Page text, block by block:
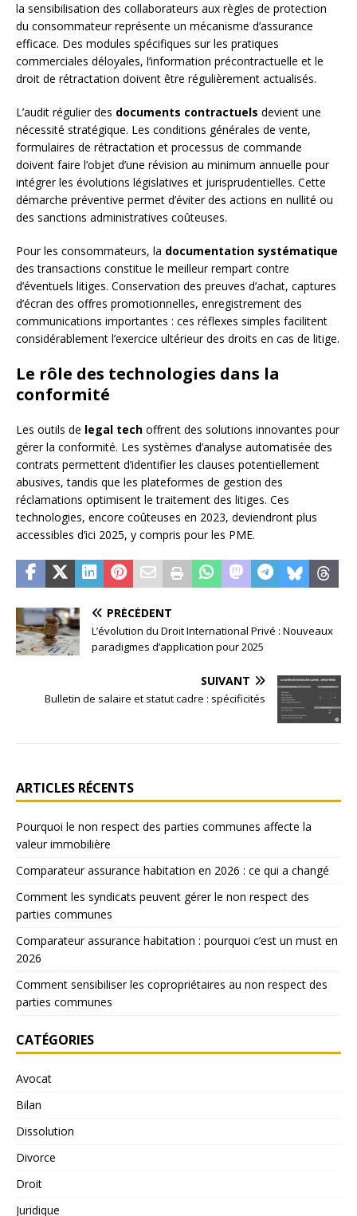
la sensibilisation des collaborateurs aux règles de protection
du consommateur représente un mécanisme d’assurance
efficace. Des modules spécifiques sur les pratiques
commerciales déloyales, l’information précontractuelle et le
droit de rétractation doivent être régulièrement actualisés.
L’audit régulier des documents contractuels devient une
nécessité stratégique. Les conditions générales de vente,
formulaires de rétractation et processus de commande
doivent faire l’objet d’une révision au minimum annuelle pour
intégrer les évolutions législatives et jurisprudentielles. Cette
démarche préventive permet d’éviter des actions en nullité ou
des sanctions administratives coûteuses.
Pour les consommateurs, la documentation systématique
des transactions constitue le meilleur rempart contre
d’éventuels litiges. Conservation des preuves d’achat, captures
d’écran des offres promotionnelles, enregistrement des
communications importantes : ces réflexes simples facilitent
considérablement l’exercice ultérieur des droits en cas de litige.
Le rôle des technologies dans la
conformité
Les outils de legal tech offrent des solutions innovantes pour
gérer la conformité. Les systèmes d’analyse automatisée des
contrats permettent d’identifier les clauses potentiellement
abusives, tandis que les plateformes de gestion des
réclamations optimisent le traitement des litiges. Ces
technologies, encore coûteuses en 2023, deviendront plus
accessibles d’ici 2025, y compris pour les PME.
PRÉCÉDENT
L’évolution du Droit International Privé : Nouveaux
paradigmes d’application pour 2025
SUIVANT
Bulletin de salaire et statut cadre : spécificités
ARTICLES RÉCENTS
Pourquoi le non respect des parties communes affecte la
valeur immobilière
Comparateur assurance habitation en 2026 : ce qui a changé
Comment les syndicats peuvent gérer le non respect des
parties communes
Comparateur assurance habitation : pourquoi c’est un must en
2026
Comment sensibiliser les copropriétaires au non respect des
parties communes
CATÉGORIES
Avocat
Bilan
Dissolution
Divorce
Droit
Juridique